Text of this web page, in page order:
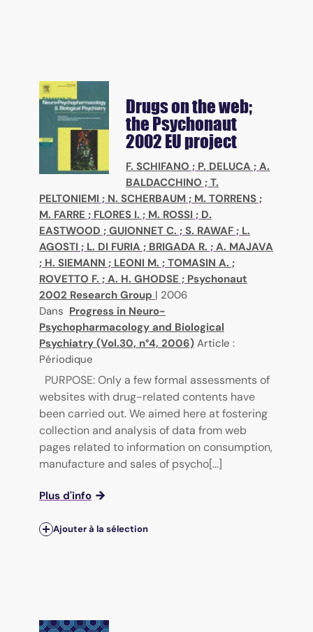
Drugs on the web;
the Psychonaut
2002 EU project
F. SCHIFANO ; P. DELUCA ; A.
BALDACCHINO ; T.
PELTONIEMI ; N. SCHERBAUM ; M. TORRENS ;
M. FARRE ; FLORES I. ; M. ROSSI ; D.
EASTWOOD ; GUIONNET C. ; S. RAWAF ; L.
AGOSTI ; L. DI FURIA ; BRIGADA R. ; A. MAJAVA
; H. SIEMANN ; LEONI M. ; TOMASIN A. ;
ROVETTO F. ; A. H. GHODSE ; Psychonaut
2002 Research Group | 2006
Dans Progress in Neuro-
Psychopharmacology and Biological
Psychiatry (Vol.30, n°4, 2006) Article :
Périodique
PURPOSE: Only a few formal assessments of
websites with drug-related contents have
been carried out. We aimed here at fostering
collection and analysis of data from web
pages related to information on consumption,
manufacture and sales of psycho[...]
Plus d'info
Ajouter à la sélection